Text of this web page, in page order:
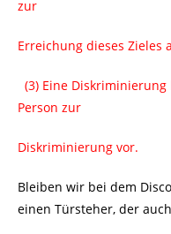
zur
Erreichung dieses Zieles
(3) Eine
Person zur
Diskriminierung vor.
Bleiben wir bei dem
einen Türsteher, der